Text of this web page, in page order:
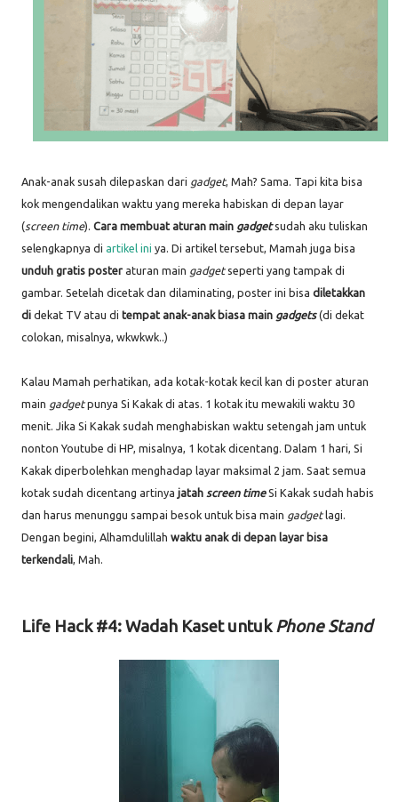
Anak-anak susah dilepaskan dari gadget, Mah? Sama. Tapi kita bisa
kok mengendalikan waktu yang mereka habiskan di depan layar
(screen time). Cara membuat aturan main gadget sudah aku tuliskan
selengkapnya di artikel ini ya. Di artikel tersebut, Mamah juga bisa
unduh gratis poster aturan main gadgetseperti yang tampak di
gambar. Setelah dicetak dan dilaminating, poster ini bisa diletakkan
di dekat TV atau di tempat anak-anak biasa main gadgets(di dekat
colokan, misalnya, wkwkwk..)
Kalau Mamah perhatikan, ada kotak-kotak kecil kan di poster aturan
main gadgetpunya Si Kakak di atas. 1 kotak itu mewakili waktu 30
menit. Jika Si Kakak sudah menghabiskan waktu setengah jam untuk
nonton Youtube di HP, misalnya, 1 kotak dicentang. Dalam 1 hari, Si
Kakak diperbolehkan menghadap layar maksimal 2 jam. Saat semua
kotak sudah dicentang artinya jatah screen timeSi Kakak sudah habis
dan harus menunggu sampai besok untuk bisa main gadgetlagi.
Dengan begini, Alhamdulillah waktu anak di depan layar bisa
terkendali , Mah.
Life Hack #4: Wadah Kaset untukPhone Stand